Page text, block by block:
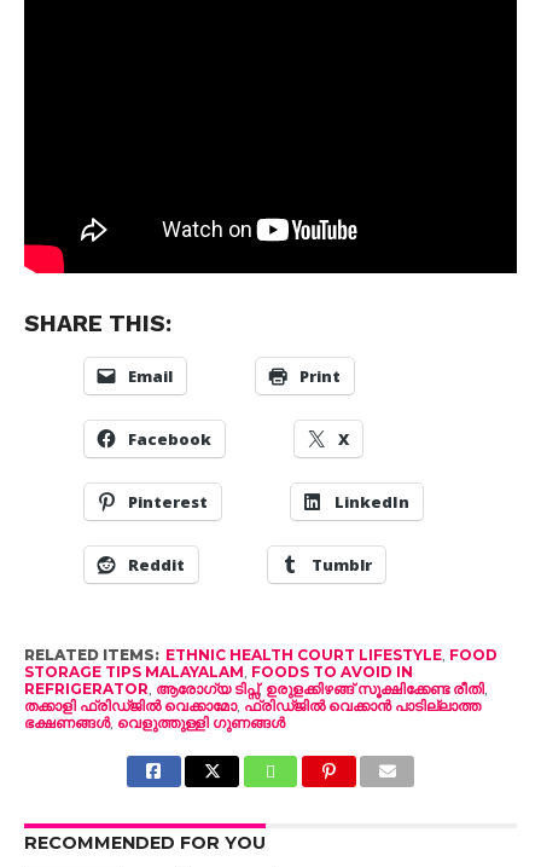
SHARE THIS:
Email Print
Facebook X
Pinterest LinkedIn
Reddit Tumblr
RELATED ITEMS: ETHNIC HEALTH COURT LIFESTYLE, FOOD
STORAGE TIPS MALAYALAM FOODS TO AVOID IN
REFRIGERATOR ആരോഗ്യ ടിപ്സ്, ഉരുളക്കിഴങ്ങ് സൂക്ഷിക്കേണ്ട രീതി,
തക്കാളി ഫ്രിഡ്ജിൽ വെക്കാമോ, ഫ്രിഡ്ജിൽ വെക്കാൻ പാടില്ലാത്ത
ഭക്ഷണങ്ങൾ, വെളുത്തുള്ളി ഗുണങ്ങൾ
RECOMMENDED FOR YOU